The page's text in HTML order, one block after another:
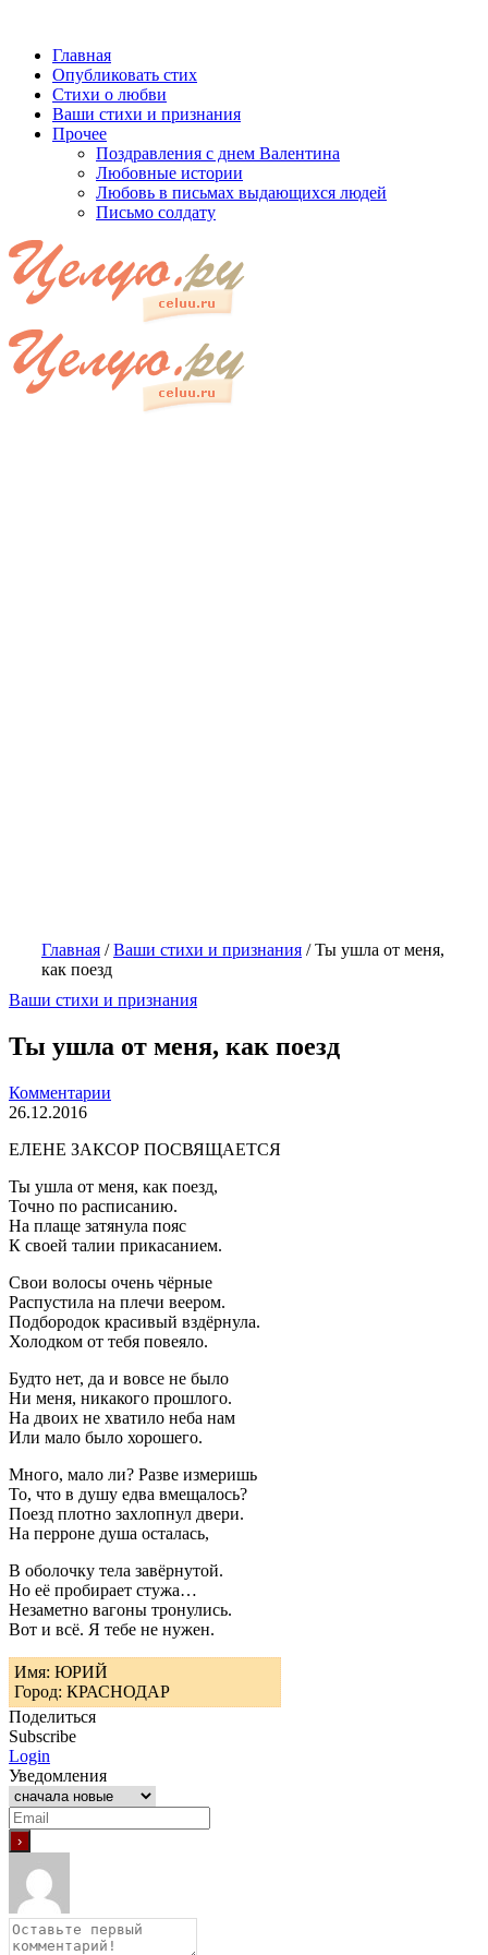
Главная
Опубликовать стих
Стихи о любви
Ваши стихи и признания
Прочее
Поздравления с днем Валентина
Любовные истории
Любовь в письмах выдающихся людей
Письмо солдату
Главная /Ваши стихи и признания /Ты ушла от меня,
как поезд
Ваши стихи и признания
Ты ушла от меня, как поезд
Комментарии
26.12.2016
ЕЛЕНЕ ЗАКСОР ПОСВЯЩАЕТСЯ
Ты ушла от меня, как поезд,
Точно по расписанию.
На плаще затянула пояс
К своей талии прикасанием.
Свои волосы очень чёрные
Распустила на плечи веером.
Подбородок красивый вздёрнула.
Холодком от тебя повеяло.
Будто нет, да и вовсе не было
Ни меня, никакого прошлого.
На двоих не хватило неба нам
Или мало было хорошего.
Много, мало ли? Разве измеришь
То, что в душу едва вмещалось?
Поезд плотно захлопнул двери.
На перроне душа осталась,
В оболочку тела завёрнутой.
Но её пробирает стужа…
Незаметно вагоны тронулись.
Вот и всё. Я тебе не нужен.
Имя: ЮРИЙ
Город: КРАСНОДАР
Поделиться
Subscribe
Login
Уведомления